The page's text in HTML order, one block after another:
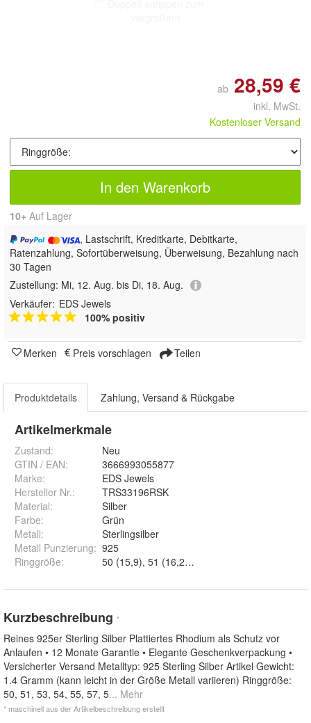
ab 28,59 €
inkl. MwSt.
Kostenloser Versand
In den Warenkorb
10+ Auf Lager
, Lastschrift, Kreditkarte, Debitkarte,
Ratenzahlung, Sofortüberweisung, Überweisung, Bezahlung nach
30 Tagen
Zustellung: Mi, 12. Aug. bis Di, 18. Aug.
Verkäufer: EDS Jewels
100% positiv
Merken Preis vorschlagen Teilen
Produktdetails Zahlung, Versand & Rückgabe
Artikelmerkmale
Zustand:
Neu
GTIN / EAN:
3666993055877
Marke:
EDS Jewels
Hersteller Nr.:
TRS33196RSK
Material:
Silber
Farbe:
Grün
Metall:
Sterlingsilber
Metall Punzierung: 925
Ringgröße:
Kurzbeschreibung *
Reines 925er Sterling Silber Plattiertes Rhodium als Schutz vor
Anlaufen • 12 Monate Garantie • Elegante Geschenkverpackung •
Versicherter Versand Metalltyp: 925 Sterling Silber Artikel Gewicht:
1.4 Gramm (kann leicht in der Größe Metall variieren) Ringgröße:
50, 51, 53, 54, 55, 57, 5... Mehr
* maschinell aus der Artikelbeschreibung erstellt